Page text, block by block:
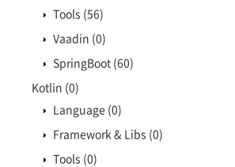
Tools (56)
Vaadin (0)
SpringBoot (60)
Kotlin (0)
Language (0)
Framework & Libs (0)
Tools (0)